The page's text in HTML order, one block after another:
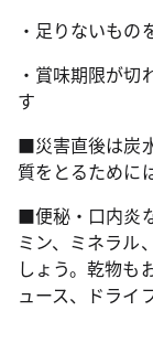
・足りないもの
・賞味期限が切
す
■災害直後は炭
質をとるために
■便秘・口内炎
ミン、ミネラル
しょう。乾物も
ュース、ドライ